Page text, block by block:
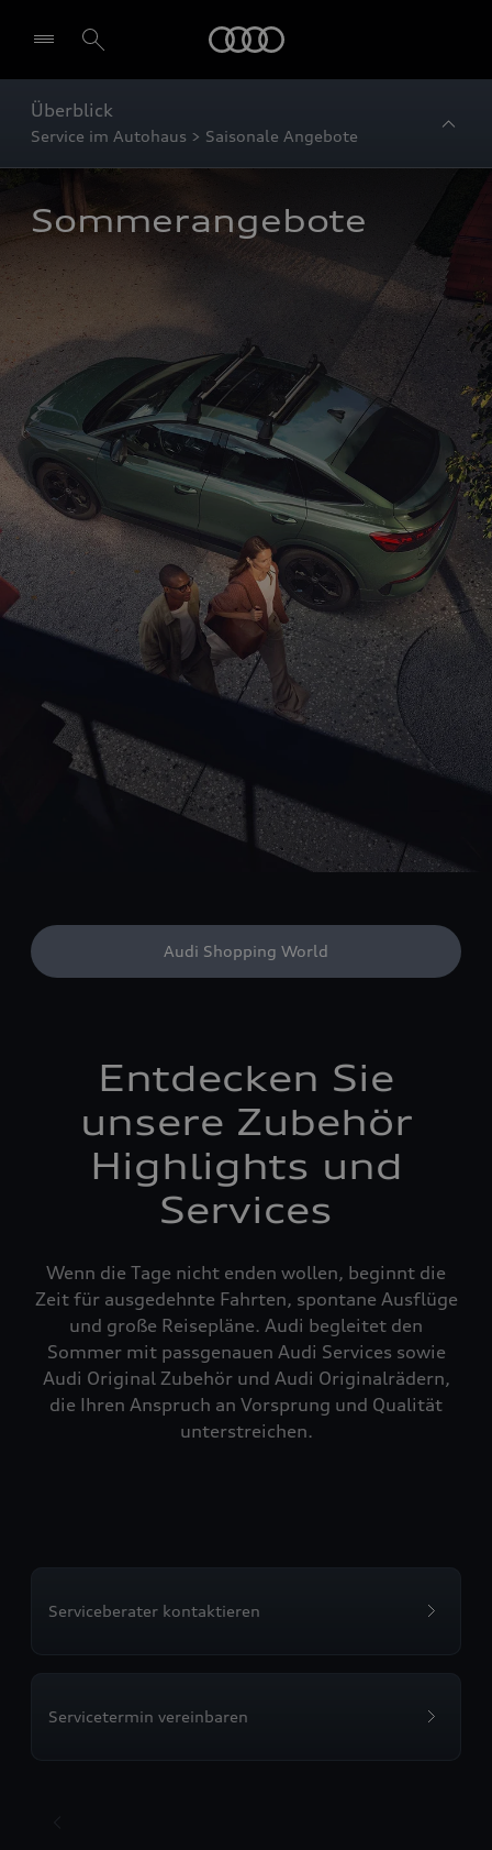
Überblick
Service im Autohaus > Saisonale Angebote
Sommerangebote
Audi Shopping World
Entdecken Sie
unsere Zubehör
Highlights und
Services
Wenn die Tage nicht enden wollen, beginnt die
Zeit für ausgedehnte Fahrten, spontane Ausflüge
und große Reisepläne. Audi begleitet den
Sommer mit passgenauen Audi Services sowie
Audi Original Zubehör und Audi Originalrädern,
die Ihren Anspruch an Vorsprung und Qualität
unterstreichen.
Serviceberater kontaktieren
Servicetermin vereinbaren